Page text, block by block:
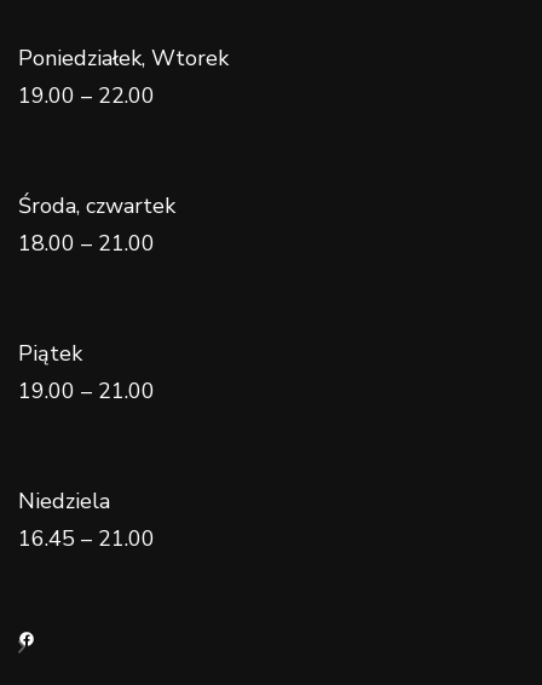
Poniedziałek, Wtorek
19.00 – 22.00
Środa, czwartek
18.00 – 21.00
Piątek
19.00 – 21.00
Niedziela
16.45 – 21.00
Facebook